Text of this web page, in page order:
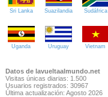
Sri Lanka Suazilandia Sudáfrica
Uganda Uruguay Vietnam
Datos de lavueltaalmundo.net
Visitas únicas diarias: 1.500
Usuarios registrados: 30967
Última actualización: Agosto 2026